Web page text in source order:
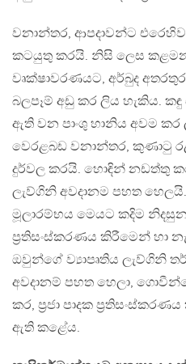
වනාන්තර, ආපදාවන්ට
කටයුතු කරයි. නිසි ලෙස
වෘක්ෂාවරණයට, අර්බුද
බලපෑම් අඩු කර ලිය හැකිය.
ඇති වන පාංශු හානිය අවම
වෙරළබඩ වනාන්තර, කුණාටු
දුර්වල කරයි. හොඳින් නඩත්තු
ලැව්ගිනි අවදානම පහත
මූලාරම්භය මෙයට කදිම
ප්‍රතිසංස්කරණය කිරීමෙන් හා
ඔවුන්ගේ ව්‍යාපෘතිය ලැව්ගිනි
අවදානම් පහත හෙලා,
කර, ප්‍රජා පාදක
ඇති කළේය.